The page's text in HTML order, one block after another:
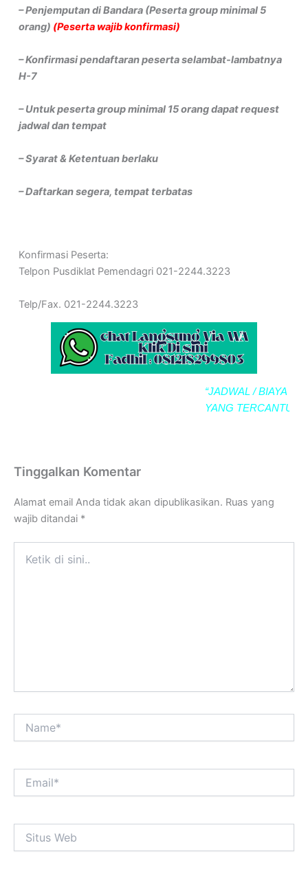
– Penjemputan di Bandara (Peserta group minimal 5
orang) (Peserta wajib konfirmasi)
– Konfirmasi pendaftaran peserta selambat-lambatnya
H-7
– Untuk peserta group minimal 15 orang dapat request
jadwal dan tempat
– Syarat & Ketentuan berlaku
– Daftarkan segera, tempat terbatas
Konfirmasi Peserta:
Telpon Pusdiklat Pemendagri 021-2244.3223
Telp/Fax. 021-2244.3223
“JADWAL / BIAYA
YANG TERCANTUM
Tinggalkan Komentar
Alamat email Anda tidak akan dipublikasikan. Ruas yang
wajib ditandai *
Web